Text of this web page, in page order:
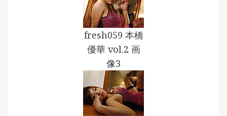
fresh059 本橋
優華 vol.2 画
像3